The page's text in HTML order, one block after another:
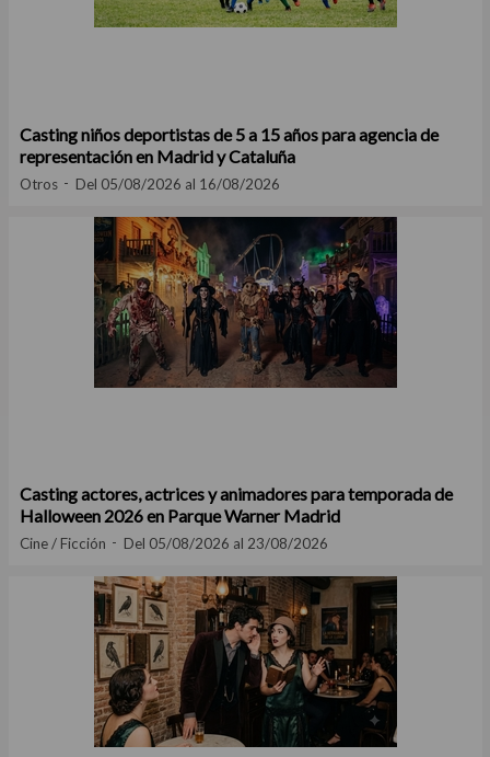
Casting niños deportistas de 5 a 15 años para agencia de
representación en Madrid y Cataluña
Otros Del 05/08/2026 al 16/08/2026
Casting actores, actrices y animadores para temporada de
Halloween 2026 en Parque Warner Madrid
Cine / Ficción Del 05/08/2026 al 23/08/2026